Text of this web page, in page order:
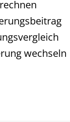
wechseln